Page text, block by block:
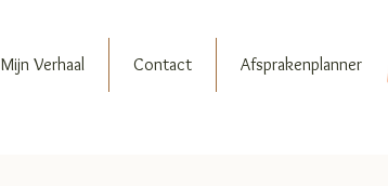
Mijn Verhaal Contact Afsprakenplanner